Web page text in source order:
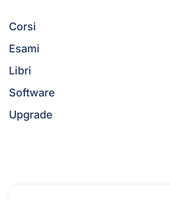
Corsi
Esami
Libri
Software
Upgrade